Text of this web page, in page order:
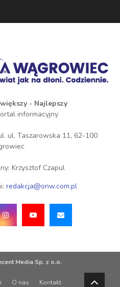
- Najlepszy
informacyjny
ul. Taszarowska 11, 62-100
Krzysztof Czapul
redakcja@onw.com.pl
Media Sp. z o.o.
O nas Kontakt